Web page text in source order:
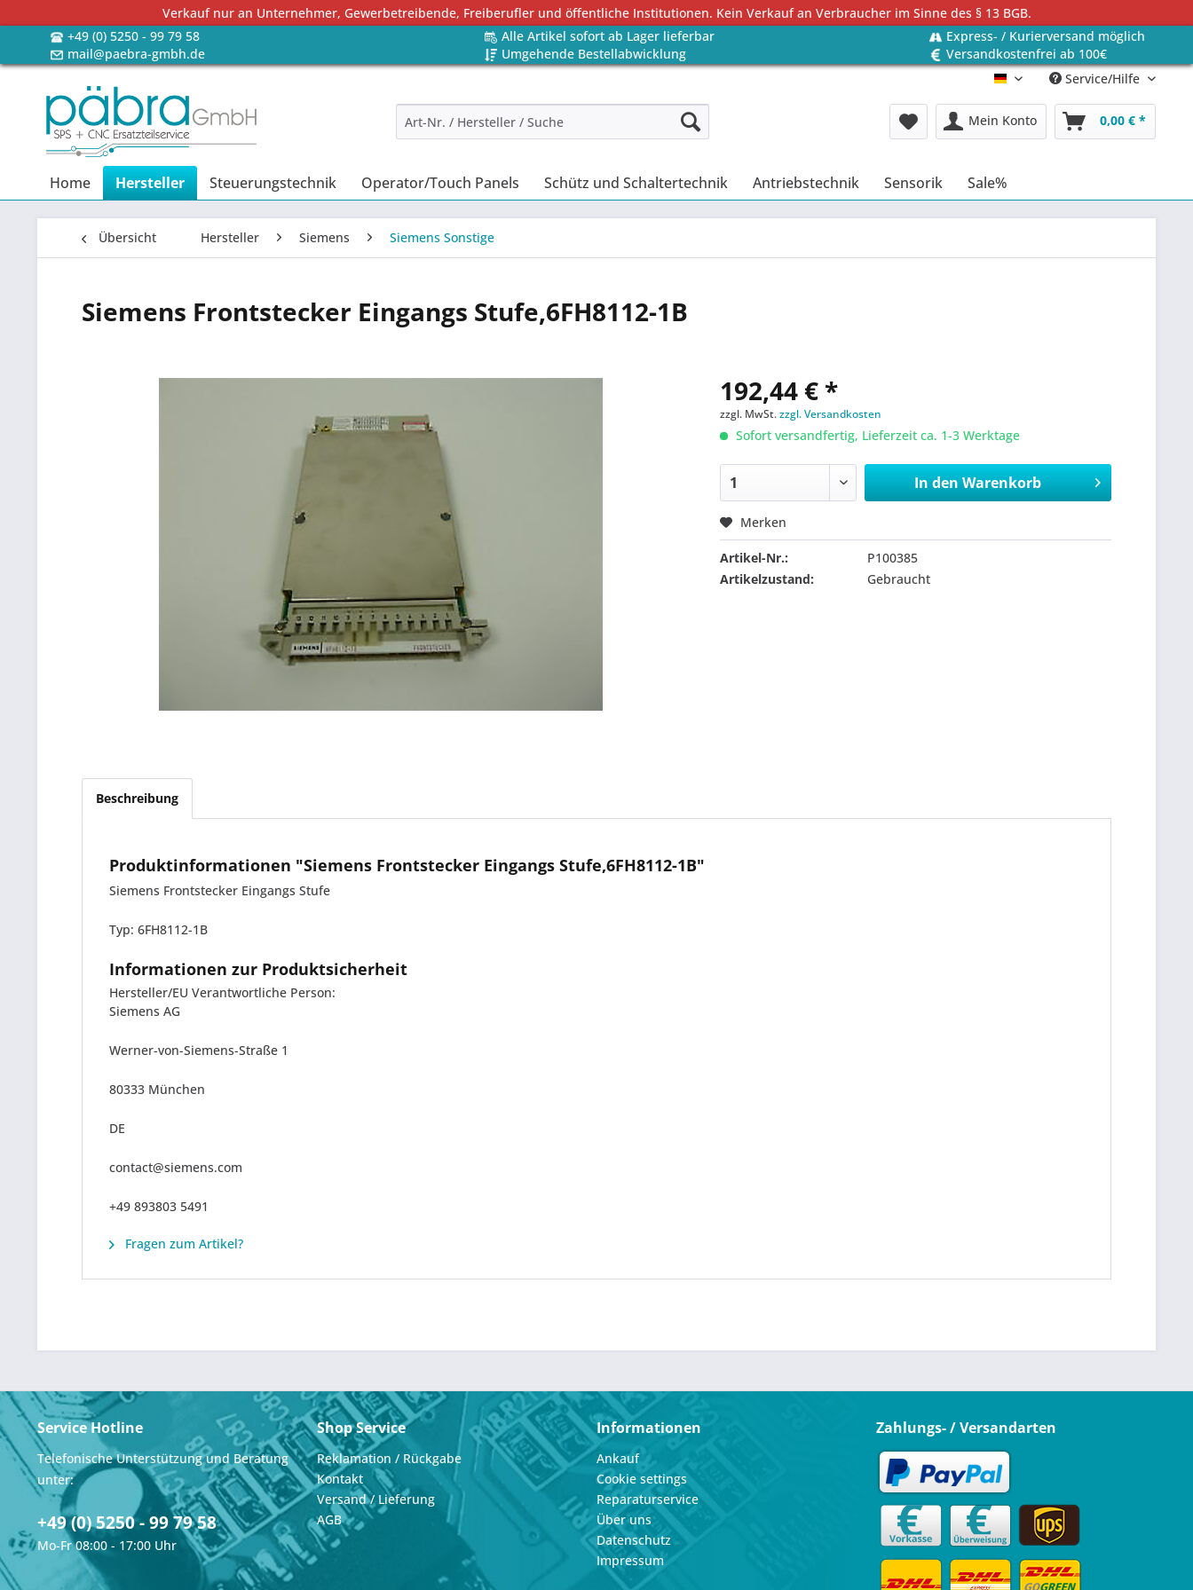
Verkauf nur an Unternehmer, Gewerbetreibende, Freiberufler und öffentliche Institutionen. Kein Verkauf an Verbraucher im Sinne des § 13 BGB.
+49 (0) 5250 - 99 79 58
Alle Artikel sofort ab Lager lieferbar
Express- / Kurierversand möglich
mail@paebra-gmbh.de
Umgehende Bestellabwicklung
Versandkostenfrei ab 100€
Deutsch Service/Hilfe
Mein Konto 0,00 € *
Home Hersteller Steuerungstechnik Operator/Touch Panels Schütz und Schaltertechnik Antriebstechnik Sensorik Sale%
Übersicht Hersteller Siemens Siemens Sonstige
Siemens Frontstecker Eingangs Stufe,6FH8112-1B
192,44 € *
zzgl. MwSt.zzgl. Versandkosten
Sofort versandfertig, Lieferzeit ca. 1-3 Werktage
In den Warenkorb
Merken
Artikel-Nr.:
P100385
Artikelzustand:
Gebraucht
Beschreibung
Produktinformationen "Siemens Frontstecker Eingangs Stufe,6FH8112-1B"
Siemens Frontstecker Eingangs Stufe
Typ: 6FH8112-1B
Informationen zur Produktsicherheit
Hersteller/EU Verantwortliche Person:
Siemens AG
Werner-von-Siemens-Straße 1
80333 München
DE
contact@siemens.com
+49 893803 5491
Fragen zum Artikel?
Service Hotline
Telefonische Unterstützung und Beratung
unter:
+49 (0) 5250 - 99 79 58
Mo-Fr 08:00 - 17:00 Uhr
Shop Service
Reklamation / Rückgabe
Kontakt
Versand / Lieferung
AGB
Informationen
Ankauf
Cookie settings
Reparaturservice
Über uns
Datenschutz
Impressum
Zahlungs- / Versandarten